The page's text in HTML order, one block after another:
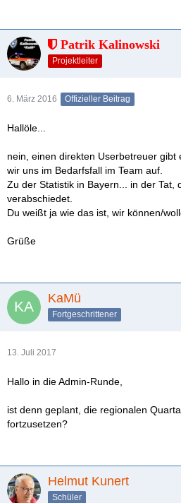
Patrik Kalinowski
Projektleiter
6. März 2016 Offizieller Beitrag
Hallöle...
nein, einen direkten Userbetreuer gibt
wir uns im Bedarfsfall im Team auf.
Zu der Statistik in Bayern... in der Tat,
verabschiedet.
Du weißt ja wie das ist, wir können/
Grüße
KaMü
Fortgeschrittener
13. Juli 2017
Hallo in die Admin-Runde,
ist denn geplant, die regionalen
fortzusetzen?
Helmut Kunert
Schüler